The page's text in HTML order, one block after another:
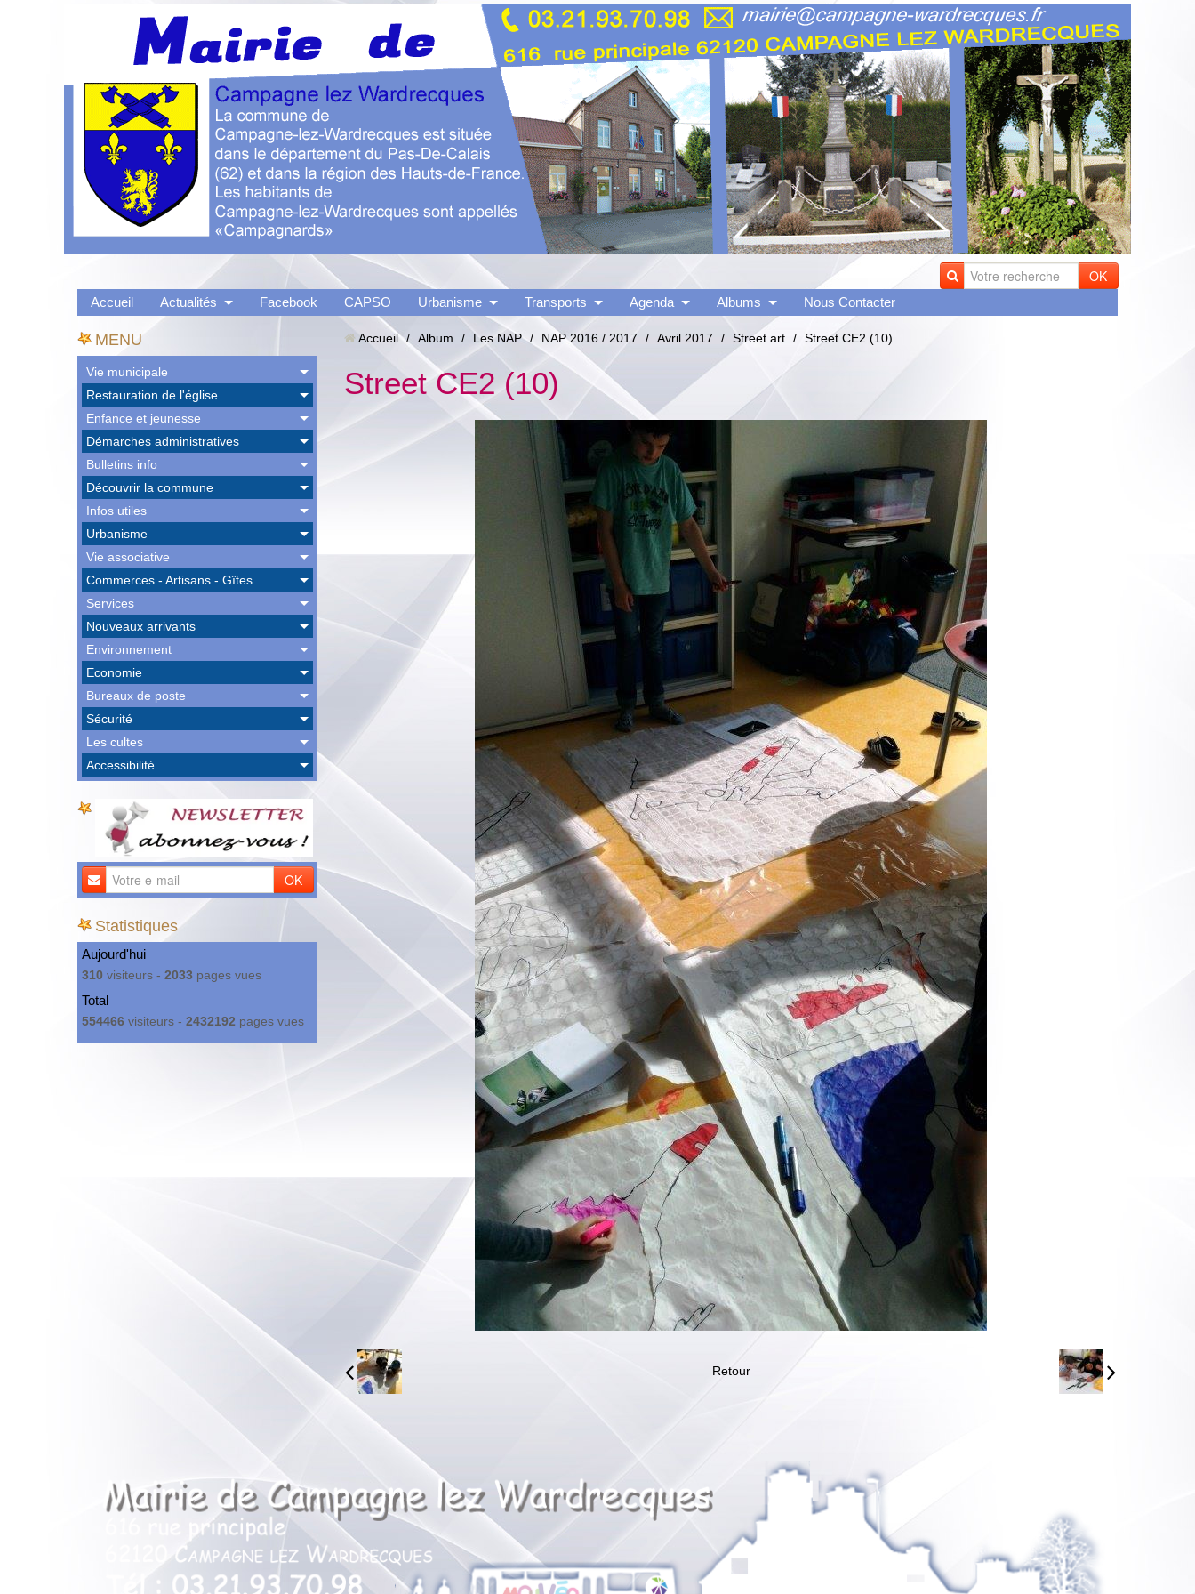
OK
Accueil Actualités Facebook CAPSO Urbanisme Transports Agenda Albums Nous Contacter
MENU
Vie municipale
Restauration de l'église
Enfance et jeunesse
Démarches administratives
Bulletins info
Découvrir la commune
Infos utiles
Urbanisme
Vie associative
Commerces - Artisans - Gîtes
Services
Nouveaux arrivants
Environnement
Economie
Bureaux de poste
Sécurité
Les cultes
Accessibilité
OK
Statistiques
Aujourd'hui
310 visiteurs - 2033 pages vues
Total
554466 visiteurs - 2432192 pages vues
Accueil / Album / Les NAP / NAP 2016 / 2017 / Avril 2017 / Street art / Street CE2 (10)
Street CE2 (10)
Retour